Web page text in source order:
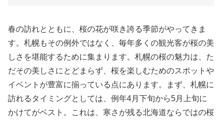
春の訪れとともに、桜の花が咲き誇る季節がやってきま
す。札幌もその例外ではなく、毎年多くの観光客が桜の美
しさを堪能するために集まります。札幌の桜の魅力は、た
だその美しさにとどまらず、桜を楽しむためのスポットや
イベントが豊富に揃っている点にあります。まず、札幌に
訪れるタイミングとしては、例年4月下旬から5月上旬に
かけてがベスト。これは、寒さが残る北海道ならではの桜